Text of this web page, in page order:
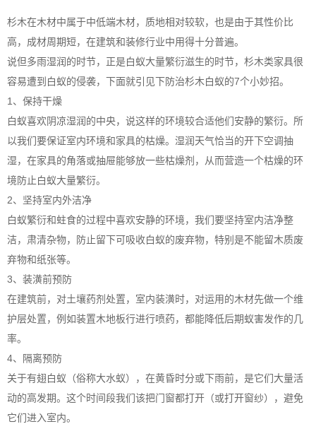
杉木在木材中属于中低端木材，质地相对较软，也是由于其性价比
高，成材周期短，在建筑和装修行业中用得十分普遍。
说但多雨湿润的时节，正是白蚁大量繁衍滋生的时节，杉木类家具很
容易遭到白蚁的侵袭，下面就引见下防治杉木白蚁的7个小妙招。
1、保持干燥
白蚁喜欢阴凉湿润的中央，说这样的环境较合适他们安静的繁衍。所
以我们要保证室内环境和家具的枯燥。湿润天气恰当的开下空调抽
湿，在家具的角落或抽屉能够放一些枯燥剂，从而营造一个枯燥的环
境防止白蚁大量繁衍。
2、坚持室内外洁净
白蚁繁衍和蛀食的过程中喜欢安静的环境，我们要坚持室内洁净整
洁，肃清杂物，防止留下可吸收白蚁的废弃物，特别是不能留木质废
弃物和纸张等。
3、装潢前预防
在建筑前，对土壤药剂处置，室内装潢时，对运用的木材先做一个维
护层处置，例如装置木地板行进行喷药，都能降低后期蚁害发作的几
率。
4、隔离预防
关于有翅白蚁（俗称大水蚁），在黄昏时分或下雨前，是它们大量活
动的高发期。这个时间段我们该把门窗都打开（或打开窗纱），避免
它们进入室内。